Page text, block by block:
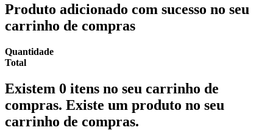
Produto adicionado com sucesso no seu
carrinho de compras
Quantidade
Total
Existem 0 itens no seu carrinho de
compras. Existe um produto no seu
carrinho de compras.